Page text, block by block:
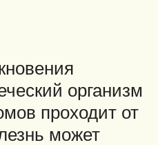
организм
проходит от
может